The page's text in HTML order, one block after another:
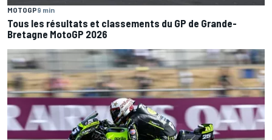
MOTOGP9 min
Tous les résultats et classements du GP de Grande-
Bretagne MotoGP 2026